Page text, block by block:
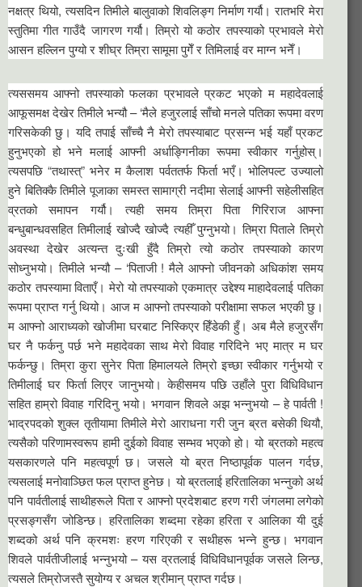
नक्षत्र थियो, त्यसदिन तिमीले बालुवाको शिवलिङ्ग निर्माण गर्यौ। रातभरि मेरा
स्तुतिमा गीत गाउँदै जागरण गर्यौ। तिम्रो यो कठोर तपस्याको प्रभावले मेरो
आसन हल्लिन पुग्यो र शीघ्र तिम्रा सामूमा पुगेँ र तिमिलाई वर माग्न भनेँ।
त्यससमय आफ्नो तपस्याको फलका प्रभावले प्रकट भएको म महादेवलाई
आफूसमक्ष देखेर तिमीले भन्यौ – ‘मैले हजुरलाई साँचो मनले पतिका रूपमा वरण
गरिसकेकी छु। यदि तपाई साँच्चै नै मेरो तपस्याबाट प्रसन्न भई यहाँ प्रकट
हुनुभएको हो भने मलाई आफ्नी अर्धाङ्गिनीका रूपमा स्वीकार गर्नुहोस्।
त्यसपछि “तथास्त्” भनेर म कैलाश पर्वततर्फ फिर्ता भएँ। भोलिपल्ट उज्यालो
हुने बितिक्कै तिमीले पूजाका समस्त सामाग्री नदीमा सेलाई आफ्नी सहेलीसहित
व्रतको समापन गर्यौ। त्यही समय तिम्रा पिता गिरिराज आफ्ना
बन्धुबान्धवसहित तिमीलाई खोज्दै खोज्दै त्यहीँ पुग्नुभयो। तिम्रा पिताले तिम्रो
अवस्था देखेर अत्यन्त दुःखी हुँदै तिम्रो त्यो कठोर तपस्याको कारण
सोध्नुभयो। तिमीले भन्यौ – ‘पिताजी ! मैले आफ्नो जीवनको अधिकांश समय
कठोर तपस्यामा विताएँ। मेरो यो तपस्याको एकमात्र उद्देश्य माहादेवलाई पतिका
रूपमा प्राप्त गर्नु थियो। आज म आफ्नो तपस्याको परीक्षामा सफल भएकी छु।
म आफ्नो आराध्यको खोजीमा घरबाट निस्किएर हिँडेकी हुँ। अब मैले हजुरसँग
घर नै फर्कनु पर्छ भने महादेवका साथ मेरो विवाह गरिदिने भए मात्र म घर
फर्कन्छु। तिम्रा कुरा सुनेर पिता हिमालयले तिम्रो इच्छा स्वीकार गर्नुभयो र
तिमीलाई घर फिर्ता लिएर जानुभयो। केहीसमय पछि उहाँले पुरा विधिविधान
सहित हाम्रो विवाह गरिदिनु भयो। भगवान शिवले अझ भन्नुभयो – हे पार्वती !
भाद्रपदको शुक्ल तृतीयामा तिमीले मेरो आराधना गरी जुन ब्रत बसेकी थियौ,
त्यसैको परिणामस्वरूप हामी दुईको विवाह सम्भव भएको हो। यो ब्रतको महत्व
यसकारणले पनि महत्वपूर्ण छ। जसले यो ब्रत निष्ठापूर्वक पालन गर्दछ,
त्यसलाई मनोवाञ्छित फल प्राप्त हुनेछ। यो ब्रतलाई हरितालिका भन्नुको अर्थ
पनि पार्वतीलाई साथीहरूले पिता र आफ्नो प्रदेशबाट हरण गरी जंगलमा लगेको
प्रसङ्गसँग जोडिन्छ। हरितालिका शब्दमा रहेका हरिता र आलिका यी दुई
शब्दको अर्थ पनि क्रमशः हरण गरिएकी र सथीहरू भन्ने हुन्छ। भगवान
शिवले पार्वतीजीलाई भन्नुभयो – यस व्रतलाई विधिविधानपूर्वक जसले लिन्छ,
त्यसले तिम्रोजस्तै सुयोग्य र अचल श्रीमान् प्राप्त गर्दछ।